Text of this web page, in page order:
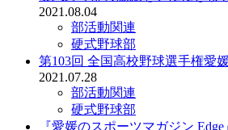
2021.08.04
部活動関連
硬式野球部
第103回 全国高校野球選手権愛
2021.07.28
部活動関連
硬式野球部
『愛媛のスポーツマガジン